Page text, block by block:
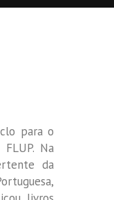
para o
Na
da